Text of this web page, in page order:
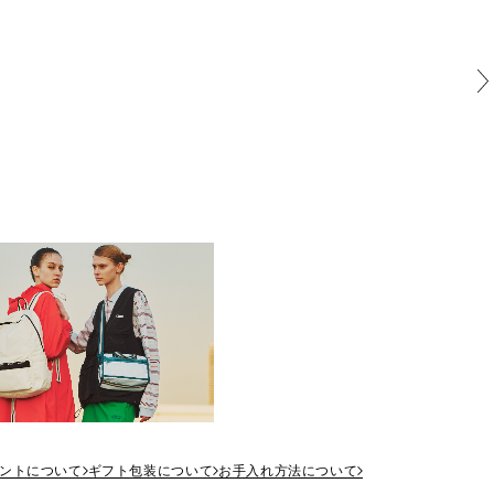
トについて ギフト包装について お手入れ方法について